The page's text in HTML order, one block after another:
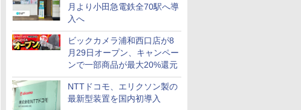
月より小田急電鉄全70駅へ導
入へ
ビックカメラ浦和西口店が8
月29日オープン、キャンペー
ンで一部商品が最大20%還元
NTTドコモ、エリクソン製の
最新型装置を国内初導入